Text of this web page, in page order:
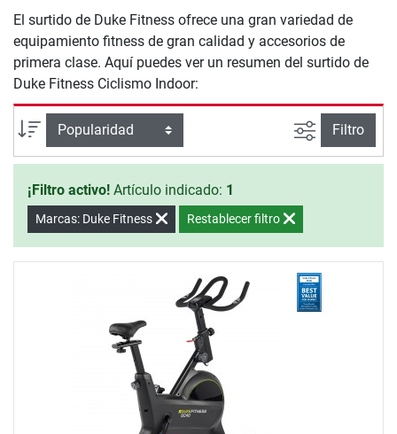
El surtido de Duke Fitness ofrece una gran variedad de
equipamiento fitness de gran calidad y accesorios de
primera clase. Aquí puedes ver un resumen del surtido de
Duke Fitness Ciclismo Indoor:
Ordenar por Busqueda
Filtro
¡Filtro activo! Artículo indicado: 1
Marcas: Duke Fitness Restablecer filtro